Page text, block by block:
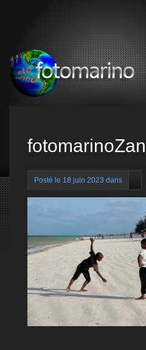
Posté le 18 juin 2023 dans